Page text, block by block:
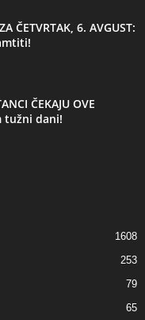
ČETVRTAK, 6. AVGUST:
ČEKAJU OVE
tužni dani!
1608
253
79
65